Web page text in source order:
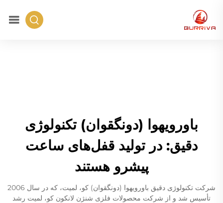
باورویهوا (دونگقوان) تکنولوژی
دقیق: در تولید قفل‌های ساعت
پیشرو هستند
شرکت تکنولوژی دقیق باورویهوا (دونگقوان) کو، لمیت، که در سال 2006
تأسیس شد و از شرکت محصولات فلزی شنژن لانکون کو، لمیت رشد